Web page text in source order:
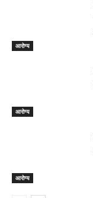
आरोग्य
आरोग्य
आरोग्य